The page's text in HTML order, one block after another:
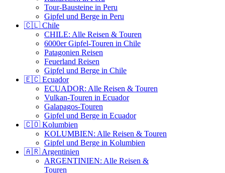
Tour-Bausteine in Peru
Gipfel und Berge in Peru
🇨🇱 Chile
CHILE: Alle Reisen & Touren
6000er Gipfel-Touren in Chile
Patagonien Reisen
Feuerland Reisen
Gipfel und Berge in Chile
🇪🇨 Ecuador
ECUADOR: Alle Reisen & Touren
Vulkan-Touren in Ecuador
Galapagos-Touren
Gipfel und Berge in Ecuador
🇨🇴 Kolumbien
KOLUMBIEN: Alle Reisen & Touren
Gipfel und Berge in Kolumbien
🇦🇷 Argentinien
ARGENTINIEN: Alle Reisen &
Touren